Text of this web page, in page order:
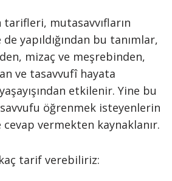
tarifleri, mutasavvıfların
yapıldığından bu tanımlar,
mizaç ve meşrebinden,
ve tasavvufî hayata
etkilenir. Yine bu
öğrenmek isteyenlerin
vermekten kaynaklanır.
tarif verebiliriz: